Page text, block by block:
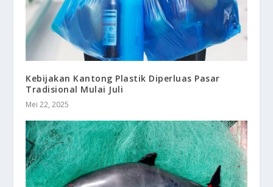
Kebijakan Kantong Plastik Diperluas Pasar
Tradisional Mulai Juli
Mei 22, 2025